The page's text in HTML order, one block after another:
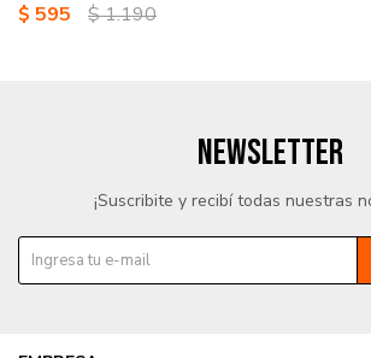
$ 595 $1.190
NEWSLETTER
¡Suscribite y recibí todas nuestras